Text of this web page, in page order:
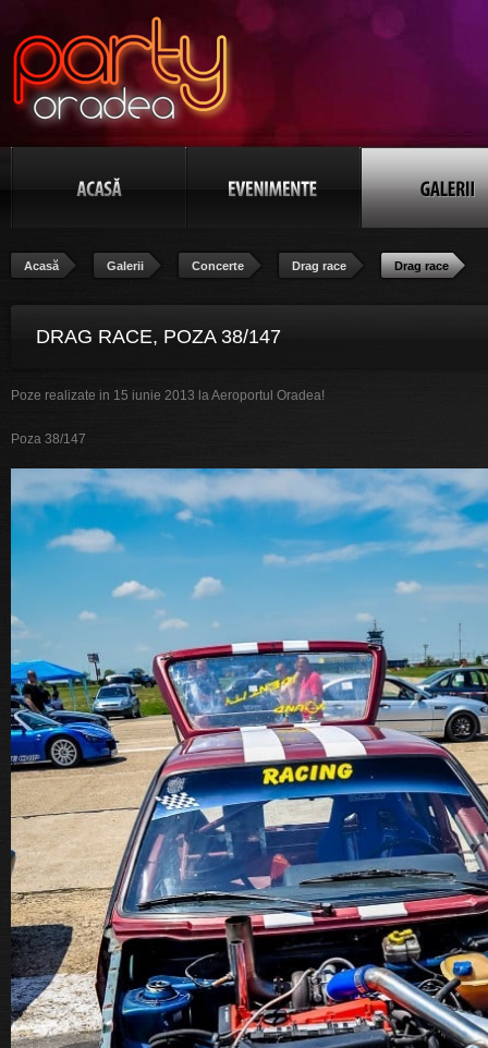
Acasă Galerii Concerte Drag race Drag race
DRAG RACE, POZA 38/147
Poze realizate in 15 iunie 2013 la Aeroportul Oradea!
Poza 38/147